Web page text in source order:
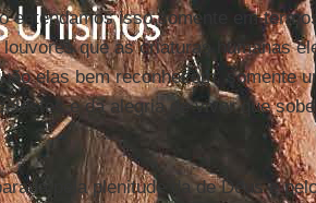
entendamos isso somente em
que as criaturas humanas
elas bem reconhecem, somente
e da alegria de viver que
pela plenitude da de Deus e